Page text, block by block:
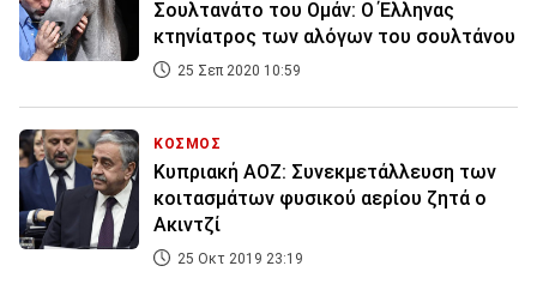
Σουλτανάτο του Ομάν: Ο Έλληνας
κτηνίατρος των αλόγων του σουλτάνου
25 Σεπ 2020 10:59
ΚΟΣΜΟΣ
Κυπριακή ΑΟΖ: Συνεκμετάλλευση των
κοιτασμάτων φυσικού αερίου ζητά ο
Ακιντζί
25 Οκτ 2019 23:19